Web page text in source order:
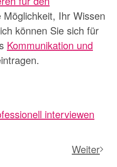
Möglichkeit, Ihr Wissen
können Sie sich für
Kommunikation und
interviewen
Weiter